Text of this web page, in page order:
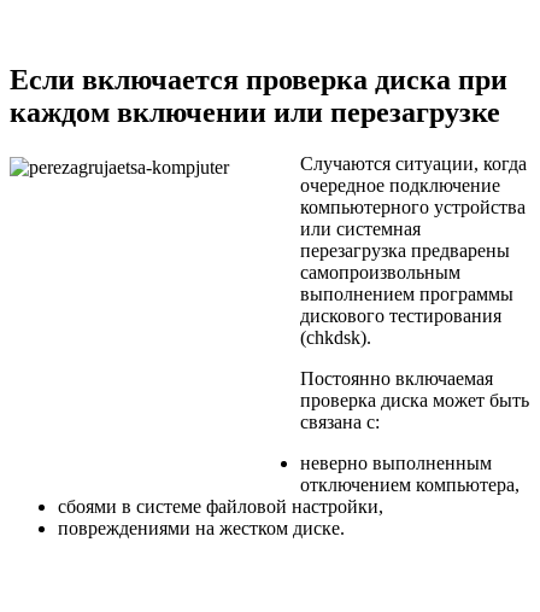
Если включается проверка диска при
каждом включении или перезагрузке
Случаются ситуации, когда
очередное подключение
компьютерного устройства
или системная
перезагрузка предварены
самопроизвольным
выполнением программы
дискового тестирования
(chkdsk).
Постоянно включаемая
проверка диска может быть
связана с:
неверно выполненным
отключением компьютера,
сбоями в системе файловой настройки,
повреждениями на жестком диске.